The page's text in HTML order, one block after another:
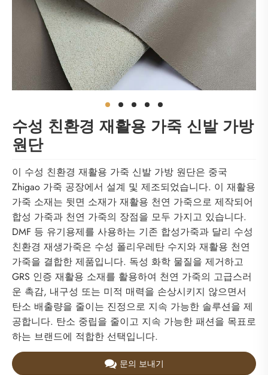
수성 친환경 재활용 가죽 신발 가방
원단
이 수성 친환경 재활용 가죽 신발 가방 원단은 중국
Zhigao 가죽 공장에서 설계 및 제조되었습니다. 이 재활용
가죽 소재는 뒷면 소재가 재활용 천연 가죽으로 제작되어
합성 가죽과 천연 가죽의 장점을 모두 가지고 있습니다.
DMF 등 유기용제를 사용하는 기존 합성가죽과 달리 수성
친환경 재생가죽은 수성 폴리우레탄 수지와 재활용 천연
가죽을 결합한 제품입니다. 독성 화학 물질을 제거하고
GRS 인증 재활용 소재를 활용하여 천연 가죽의 고급스러
운 촉감, 내구성 또는 미적 매력을 손상시키지 않으면서
탄소 배출량을 줄이는 진정으로 지속 가능한 솔루션을 제
공합니다. 탄소 중립을 줄이고 지속 가능한 패션을 목표로
하는 브랜드에 적합한 선택입니다.
문의 보내기